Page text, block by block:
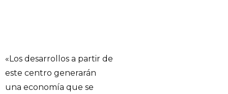
«Los desarrollos a partir de
este centro generarán
una economía que se